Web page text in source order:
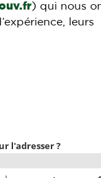
) qui nous
leurs